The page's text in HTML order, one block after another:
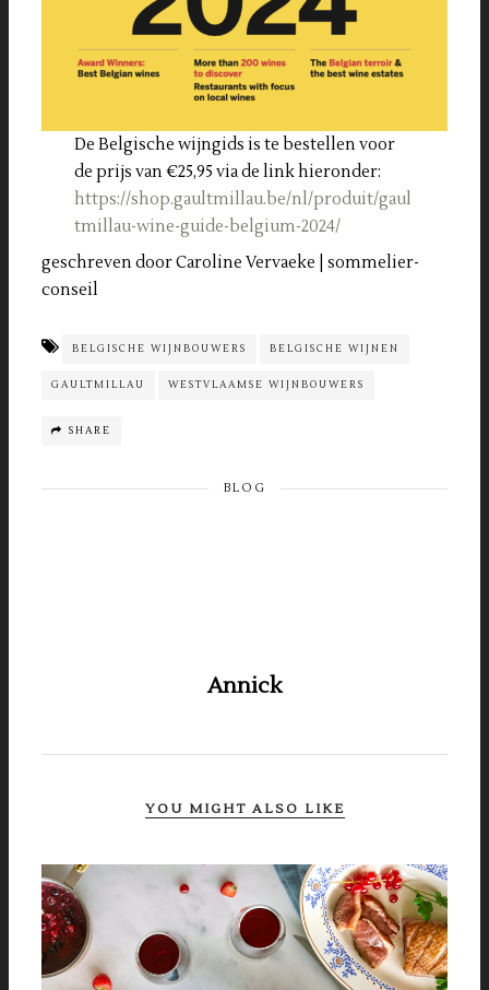
De Belgische wijngids is te bestellen voor
de prijs van €25,95 via de link hieronder:
https://shop.gaultmillau.be/nl/produit/gaul
tmillau-wine-guide-belgium-2024/
geschreven door Caroline Vervaeke | sommelier-
conseil
BELGISCHE WIJNBOUWERS BELGISCHE WIJNEN
GAULTMILLAU WESTVLAAMSE WIJNBOUWERS
SHARE
BLOG
Annick
YOU MIGHT ALSO LIKE